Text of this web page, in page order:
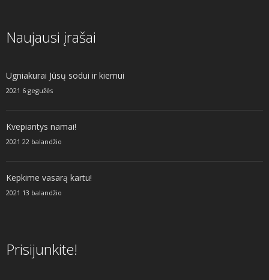
Naujausi įrašai
Ugniakurai Jūsų sodui ir kiemui
2021 6 gegužės
Kvepiantys namai!
2021 22 balandžio
Kepkime vasarą kartu!
2021 13 balandžio
Prisijunkite!